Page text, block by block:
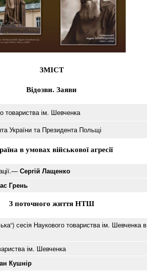
ЗМІСТ
Відозви. Заяви
товариства ім. Шевченка
України та Президента Польщі
в умовах військової агресії
Сергій Лащенко
Грень
З поточного життя НТШ
сесія Наукового товариства ім. Шевченка в
ім. Шевченка
Кушнір